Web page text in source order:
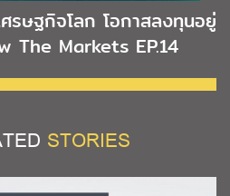
รษฐกิจโลก โอกาสลงทุนอยู่
The Markets EP.14
STORIES